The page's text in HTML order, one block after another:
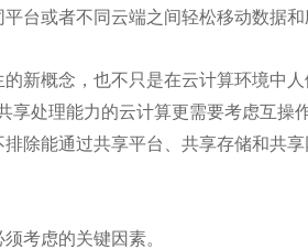
台或者不同云端之间轻松移动数据和
新概念，也不只是在云计算环境中
享处理能力的云计算更需要考虑互操
除能通过共享平台、共享存储和共享
考虑的关键因素。